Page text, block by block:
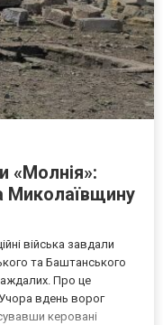
«Молнія»:
Миколаївщину
війська завдали
та Баштанського
Про це
вдень ворог
керовані